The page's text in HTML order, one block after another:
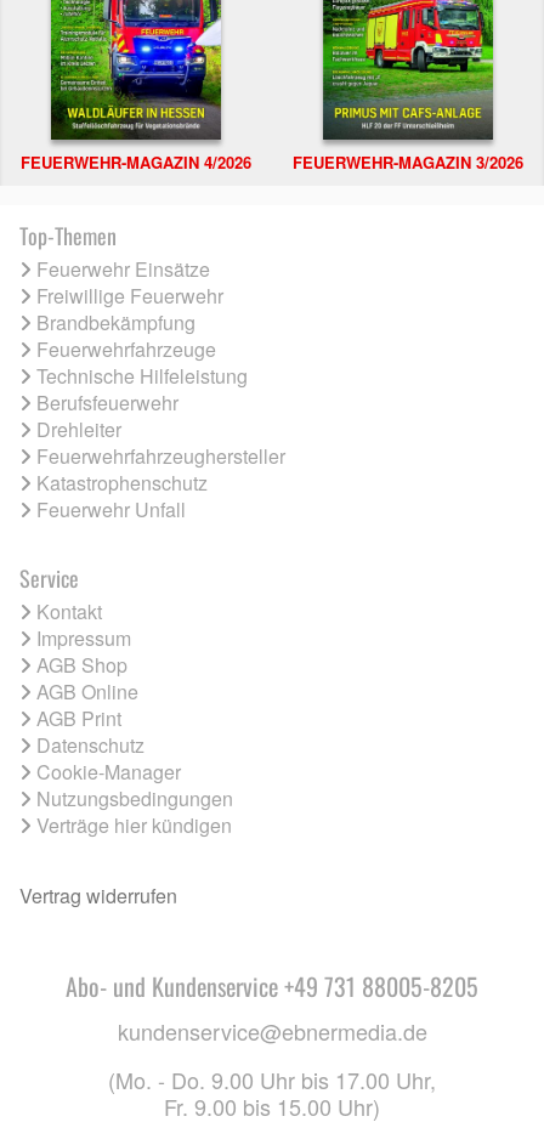
FEUERWEHR-MAGAZIN 4/2026 FEUERWEHR-MAGAZIN 3/2026
Top-Themen
Feuerwehr Einsätze
Freiwillige Feuerwehr
Brandbekämpfung
Feuerwehrfahrzeuge
Technische Hilfeleistung
Berufsfeuerwehr
Drehleiter
Feuerwehrfahrzeughersteller
Katastrophenschutz
Feuerwehr Unfall
Service
Kontakt
Impressum
AGB Shop
AGB Online
AGB Print
Datenschutz
Cookie-Manager
Nutzungsbedingungen
Verträge hier kündigen
Vertrag widerrufen
Abo- und Kundenservice +49 731 88005-8205
kundenservice@ebnermedia.de
(Mo. - Do. 9.00 Uhr bis 17.00 Uhr,
Fr. 9.00 bis 15.00 Uhr)